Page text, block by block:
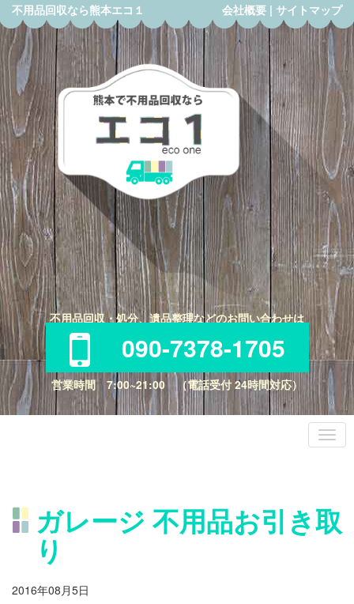
不用品回収なら熊本エコ１ 会社概要| サイトマップ
不用品回収・処分、遺品整理などのお問い合わせは
090-7378-1705
営業時間 7:00~21:00 （電話受付 24時間対応）
ガレージ 不用品お引き取
り
2016年08月5日